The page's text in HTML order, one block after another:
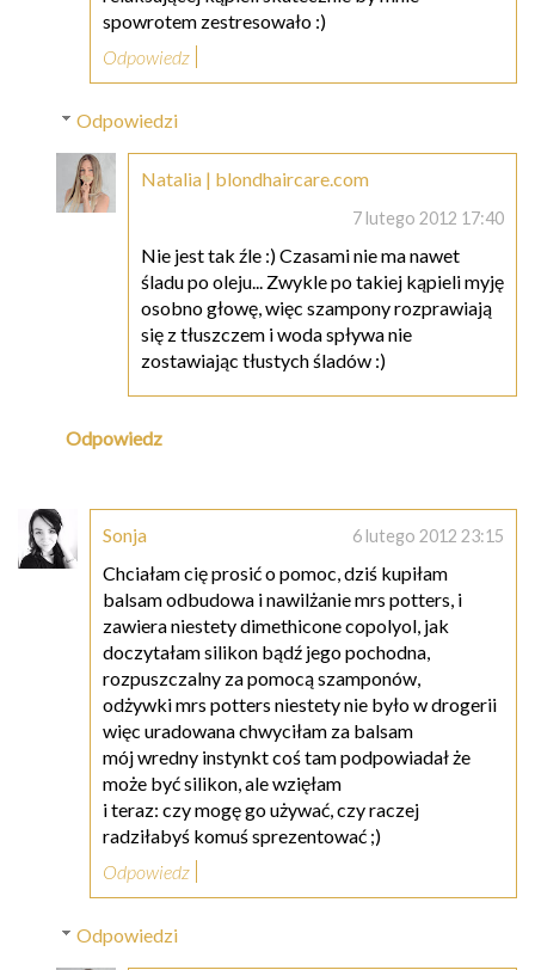
spowrotem zestresowało :)
Odpowiedz
Odpowiedzi
Natalia | blondhaircare.com
7 lutego 2012 17:40
Nie jest tak źle :) Czasami nie ma nawet
śladu po oleju... Zwykle po takiej kąpieli myję
osobno głowę, więc szampony rozprawiają
się z tłuszczem i woda spływa nie
zostawiając tłustych śladów :)
Odpowiedz
Sonja 6 lutego 2012 23:15
Chciałam cię prosić o pomoc, dziś kupiłam
balsam odbudowa i nawilżanie mrs potters, i
zawiera niestety dimethicone copolyol, jak
doczytałam silikon bądź jego pochodna,
rozpuszczalny za pomocą szamponów,
odżywki mrs potters niestety nie było w drogerii
więc uradowana chwyciłam za balsam
mój wredny instynkt coś tam podpowiadał że
może być silikon, ale wzięłam
i teraz: czy mogę go używać, czy raczej
radziłabyś komuś sprezentować ;)
Odpowiedz
Odpowiedzi